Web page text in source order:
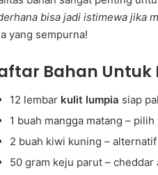
bisa jadi istimewa jika
yang sempurna!
Bahan Untuk
12 lembar kulit lumpia siap
1 buah mangga matang –
2 buah kiwi kuning –
50 gram keju parut – cheddar